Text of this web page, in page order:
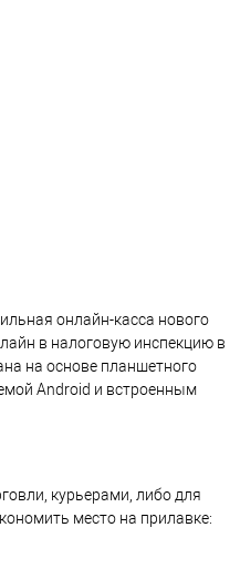
онлайн-касса нового
в налоговую инспекцию в
на основе планшетного
Android и встроенным
курьерами, либо для
место на прилавке: